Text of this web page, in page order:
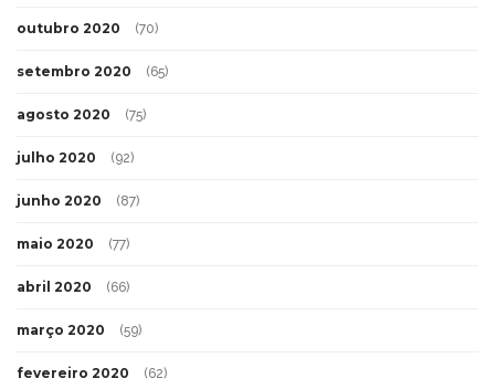
outubro 2020 (70)
setembro 2020 (65)
agosto 2020 (75)
julho 2020 (92)
junho 2020 (87)
maio 2020 (77)
abril 2020 (66)
março 2020 (59)
fevereiro 2020 (62)